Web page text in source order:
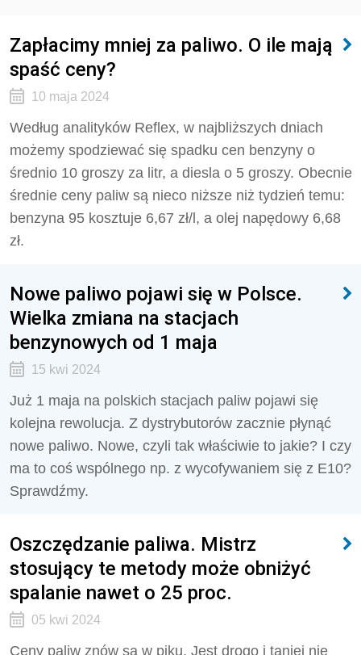
Zapłacimy mniej za paliwo. O ile mają
spaść ceny?
10 maja 2024
Według analityków Reflex, w najbliższych dniach
możemy spodziewać się spadku cen benzyny o
średnio 10 groszy za litr, a diesla o 5 groszy. Obecnie
średnie ceny paliw są nieco niższe niż tydzień temu:
benzyna 95 kosztuje 6,67 zł/l, a olej napędowy 6,68
zł.
Nowe paliwo pojawi się w Polsce.
Wielka zmiana na stacjach
benzynowych od 1 maja
15 kwi 2024
Już 1 maja na polskich stacjach paliw pojawi się
kolejna rewolucja. Z dystrybutorów zacznie płynąć
nowe paliwo. Nowe, czyli tak właściwie to jakie? I czy
ma to coś wspólnego np. z wycofywaniem się z E10?
Sprawdźmy.
Oszczędzanie paliwa. Mistrz
stosujący te metody może obniżyć
spalanie nawet o 25 proc.
05 kwi 2024
Ceny paliw znów są w piku. Jest drogo i taniej nie